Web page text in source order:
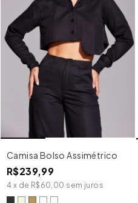
Camisa Bolso Assimétrico
R$239,99
4 x de R$60,00 sem juros